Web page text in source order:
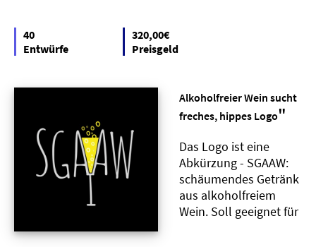
40
Entwürfe
320,00€
Preisgeld
Alkoholfreier Wein sucht
freches, hippes Logo"
Das Logo ist eine
Abkürzung - SGAAW:
schäumendes Getränk
aus alkoholfreiem
Wein. Soll geeignet für